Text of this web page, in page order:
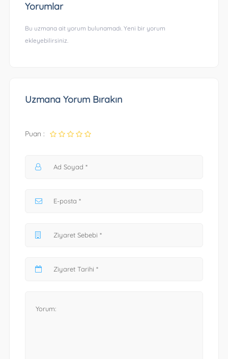
Yorumlar
Bu uzmana ait yorum bulunamadı. Yeni bir yorum
ekleyebilirsiniz.
Uzmana Yorum Bırakın
Puan :